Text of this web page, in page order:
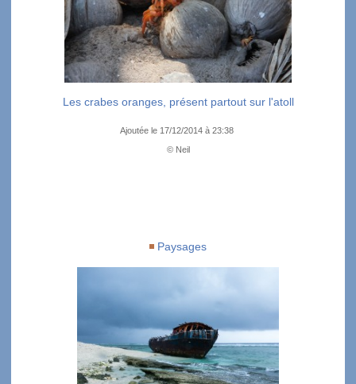
Les crabes oranges, présent partout sur l'atoll
Ajoutée le 17/12/2014 à 23:38
© Neil
Paysages